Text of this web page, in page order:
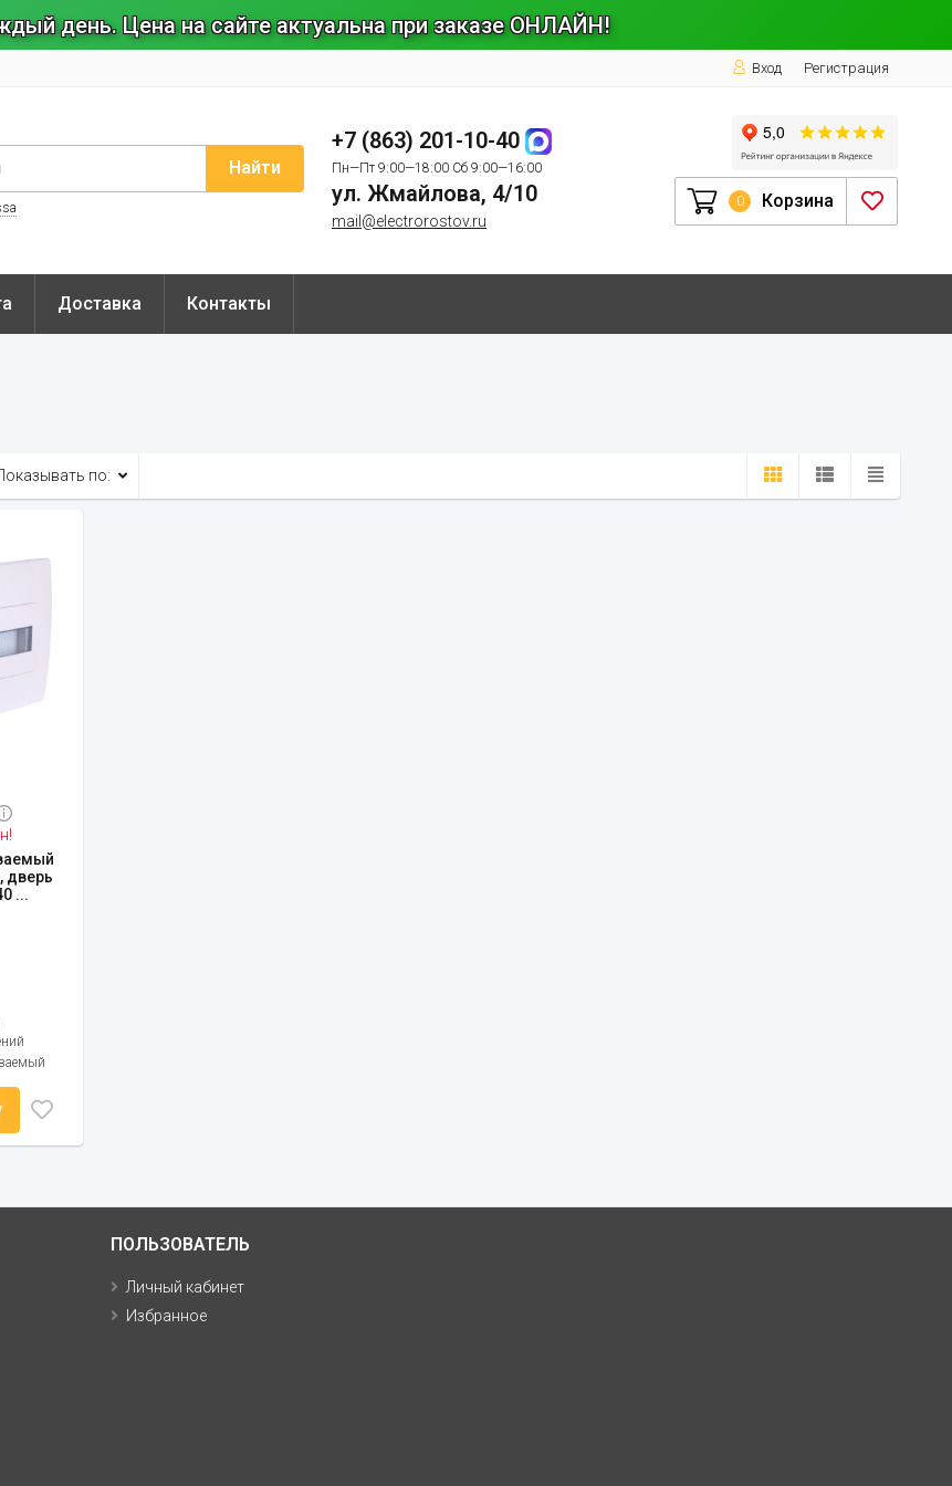
день. Цена на сайте актуальна при заказе ОНЛАЙН!
Вход Регистрация
Найти
+7 (863) 201-10-40
Пн—Пт 9:00—18:00 Сб 9:00—16:00
ул. Жмайлова, 4/10
mail@electrorostov.ru
0 Корзина
Доставка Контакты
по:
дверь
...
ПОЛЬЗОВАТЕЛЬ
Личный кабинет
Избранное